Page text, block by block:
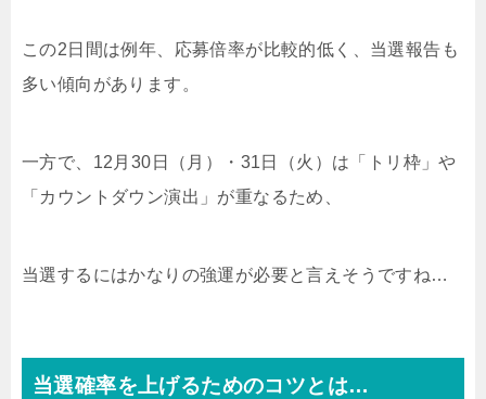
この2日間は例年、応募倍率が比較的低く、当選報告も
多い傾向があります。
一方で、12月30日（月）・31日（火）は「トリ枠」や
「カウントダウン演出」が重なるため、
当選するにはかなりの強運が必要と言えそうですね…
当選確率を上げるためのコツとは…